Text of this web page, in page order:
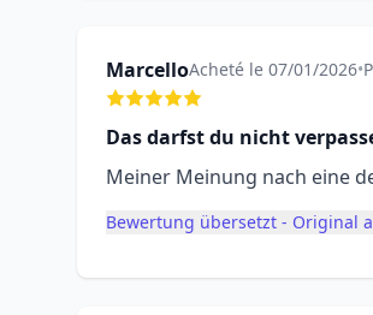
MarcelloAcheté le 07/01/2026•
Das darfst du nicht
Meiner Meinung nach eine
Bewertung übersetzt - Original